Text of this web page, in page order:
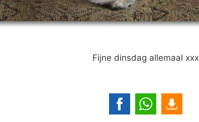
Fijne dinsdag allemaal xxx